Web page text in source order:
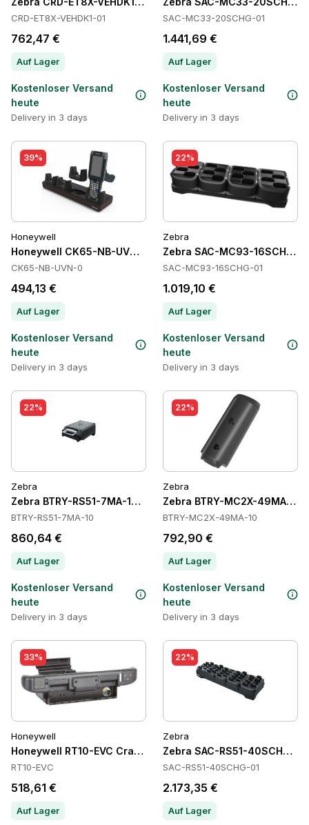
CRD-ET8X-VEHDK1-01
762,47 €
Auf Lager
Kostenloser Versand
heute
Delivery in 3 days
SAC-MC33-20SCHG-01
1.441,69 €
Auf Lager
Kostenloser Versand
heute
Delivery in 3 days
39%
Honeywell
Honeywell CK65-NB-UVN-0 Cradles
CK65-NB-UVN-0
494,13 €
Auf Lager
Kostenloser Versand
heute
Delivery in 3 days
22%
Zebra
Zebra SAC-MC93-16SCHG-
SAC-MC93-16SCHG-01
1.019,10 €
Auf Lager
Kostenloser Versand
heute
Delivery in 3 days
22%
Zebra
Zebra BTRY-RS51-7MA-10 Batteries
BTRY-RS51-7MA-10
860,64 €
Auf Lager
Kostenloser Versand
heute
Delivery in 3 days
22%
Zebra
Zebra BTRY-MC2X-49MA-10
BTRY-MC2X-49MA-10
792,90 €
Auf Lager
Kostenloser Versand
heute
Delivery in 3 days
33%
Honeywell
Honeywell RT10-EVC Cradles
RT10-EVC
518,61 €
Auf Lager
22%
Zebra
Zebra SAC-RS51-40SCHG-
SAC-RS51-40SCHG-01
2.173,35 €
Auf Lager